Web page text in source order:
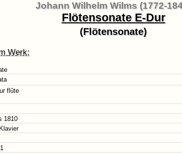
Johann Wilhelm Wilms (1772-
Flötensonate E-Dur
(Flötensonate)
Werk:
flûte
1810